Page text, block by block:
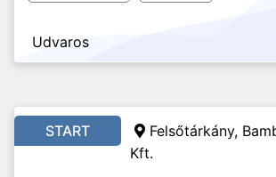
Udvaros
START
Felsőtárkány,
Kft.